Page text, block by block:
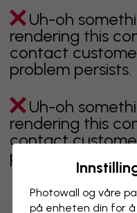
Uh-oh
rendering this
contact
problem persists.
Uh-oh
rendering this
contact
problem persists.
Photowall og våre
på enheten din for